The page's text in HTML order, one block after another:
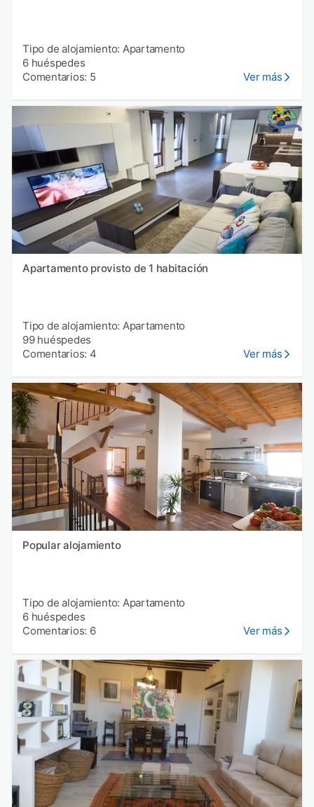
Tipo de alojamiento: Apartamento
6 huéspedes
Comentarios: 5
Ver más
Apartamento provisto de 1 habitación
Tipo de alojamiento: Apartamento
99 huéspedes
Comentarios: 4
Ver más
Popular alojamiento
Tipo de alojamiento: Apartamento
6 huéspedes
Comentarios: 6
Ver más